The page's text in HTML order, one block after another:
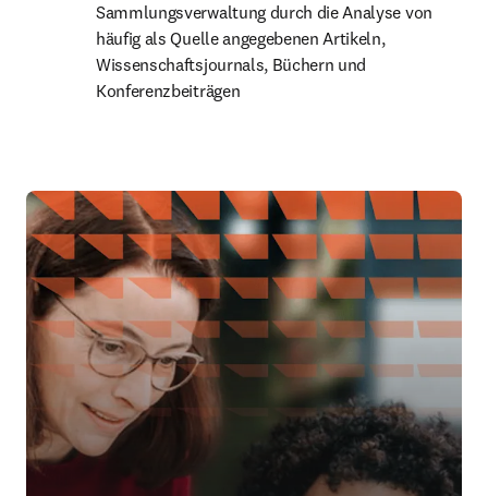
Sammlungsverwaltung durch die Analyse von
häufig als Quelle angegebenen Artikeln,
Wissenschaftsjournals, Büchern und
Konferenzbeiträgen